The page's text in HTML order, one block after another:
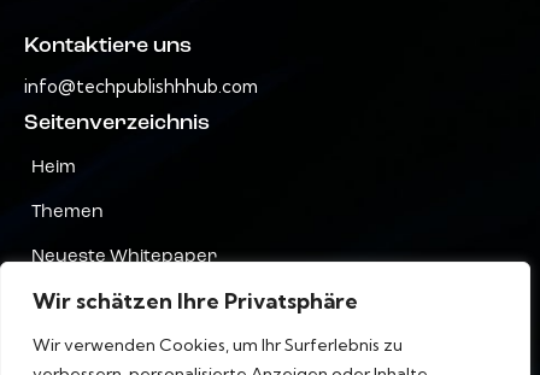
Wir schätzen Ihre Privatsphäre
Wir verwenden Cookies, um Ihr Surferlebnis zu
Kontaktiere uns
info@techpublishhhub.com
Seitenverzeichnis
Heim
Themen
Neueste Whitepaper
Unternehmen AZ
Kontaktiere uns